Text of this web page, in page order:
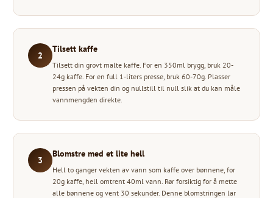
2
Tilsett kaffe
Tilsett din grovt malte kaffe. For en 350ml brygg, bruk 20-
24g kaffe. For en full 1-liters presse, bruk 60-70g. Plasser
pressen på vekten din og nullstill til null slik at du kan måle
vannmengden direkte.
3
Blomstre med et lite hell
Hell to ganger vekten av vann som kaffe over bønnene, for
20g kaffe, hell omtrent 40ml vann. Rør forsiktig for å mette
alle bønnene og vent 30 sekunder. Denne blomstringen lar